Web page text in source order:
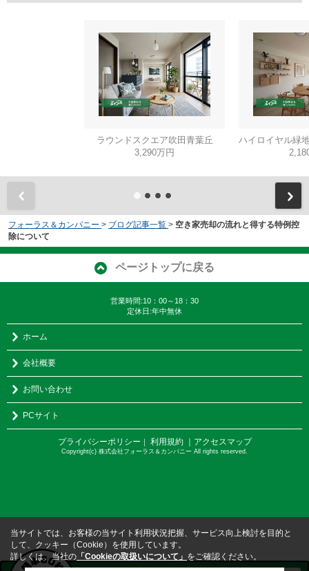
ラウンドスクエア吹田青葉丘
3,290万円
ハイロイヤル緑
フォーラス＆カンパニー > ブログ記事一覧 > 空き家売却の流れと得する特例控
除について
ページトップに戻る
営業時間:10：00～18：30
定休日:年中無休
ホーム
会社概要
お問い合わせ
PCサイト
プライバシーポリシー ｜ 利用規約 ｜アクセスマップ
Copyright(c) 株式会社フォーラス＆カンパニー All rights reserved.
当サイトでは、お客様の当サイト利用状況把握、サービス向上検討を目的と
して、クッキー（Cookie）を使用しています。
詳しくは、当社の 「Cookieの取扱いについて」 をご確認ください。